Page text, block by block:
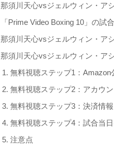
那須川天心vsジェルウィン・ア
「Prime Video Boxing 10」の試
那須川天心vsジェルウィン・ア
那須川天心vsジェルウィン・ア
無料視聴ステップ1：
無料視聴ステップ2：アカウ
無料視聴ステップ3：決済情
無料視聴ステップ4：試合当
注意点